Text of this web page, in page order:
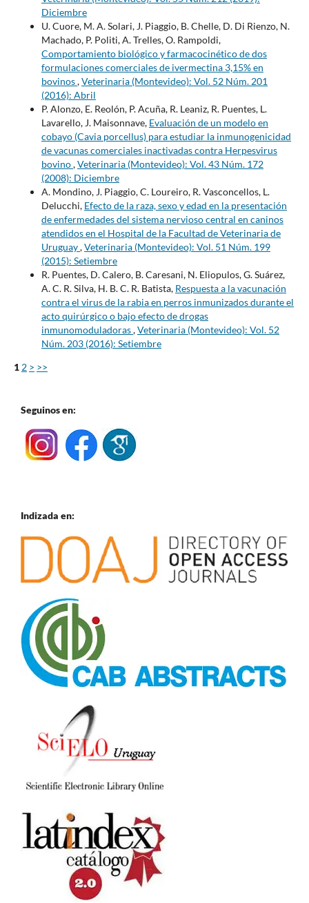
Diciembre
U. Cuore, M. A. Solari, J. Piaggio, B. Chelle, D. Di Rienzo, N.
Machado, P. Politi, A. Trelles, O. Rampoldi,
Comportamiento biológico y farmacocinético de dos
formulaciones comerciales de ivermectina 3,15% en
bovinos,Veterinaria (Montevideo): Vol. 52 Núm. 201
(2016): Abril
P. Alonzo, E. Reolón, P. Acuña, R. Leaniz, R. Puentes, L.
Lavarello, J. Maisonnave, Evaluación de un modelo en
cobayo (Cavia porcellus) para estudiar la inmunogenicidad
de vacunas comerciales inactivadas contra Herpesvirus
bovino,Veterinaria (Montevideo): Vol. 43 Núm. 172
(2008): Diciembre
A. Mondino, J. Piaggio, C. Loureiro, R. Vasconcellos, L.
Delucchi, Efecto de la raza, sexo y edad en la presentación
de enfermedades del sistema nervioso central en caninos
atendidos en el Hospital de la Facultad de Veterinaria de
Uruguay,Veterinaria (Montevideo): Vol. 51 Núm. 199
(2015): Setiembre
R. Puentes, D. Calero, B. Caresani, N. Eliopulos, G. Suárez,
A. C. R. Silva, H. B. C. R. Batista, Respuesta a la vacunación
contra el virus de la rabia en perros inmunizados durante el
acto quirúrgico o bajo efecto de drogas
inmunomoduladoras,Veterinaria (Montevideo): Vol. 52
Núm. 203 (2016): Setiembre
1 2 > >>
Seguinos en:
Indizada en: